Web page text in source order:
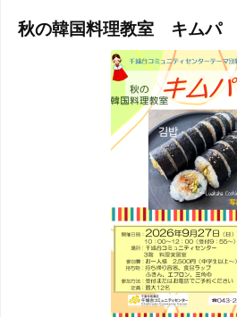
秋の韓国料理教室 キムパ